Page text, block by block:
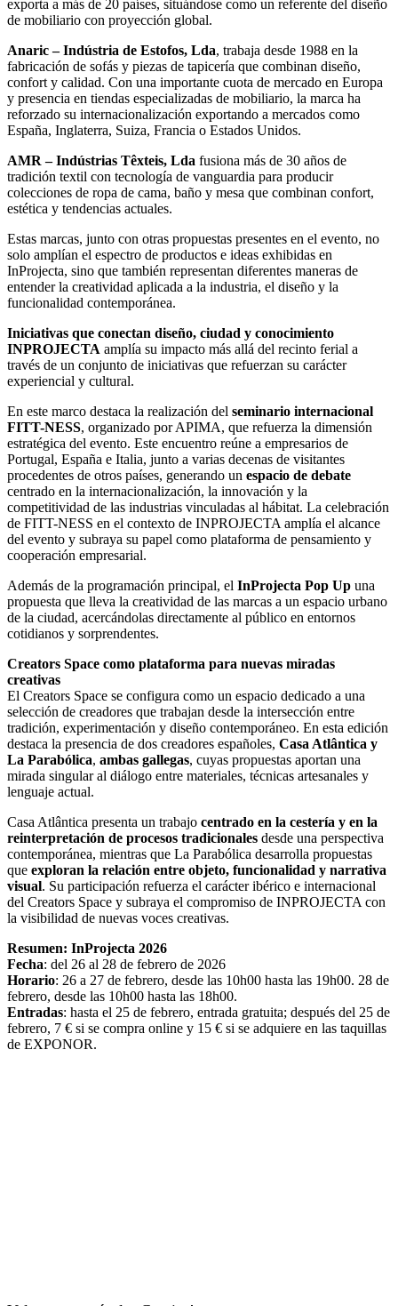
exporta a más de 20 países, situándose como un referente del diseño
de mobiliario con proyección global.
Anaric – Indústria de Estofos, Lda, trabaja desde 1988 en la
fabricación de sofás y piezas de tapicería que combinan diseño,
confort y calidad. Con una importante cuota de mercado en Europa
y presencia en tiendas especializadas de mobiliario, la marca ha
reforzado su internacionalización exportando a mercados como
España, Inglaterra, Suiza, Francia o Estados Unidos.
AMR – Indústrias Têxteis, Lda fusiona más de 30 años de
tradición textil con tecnología de vanguardia para producir
colecciones de ropa de cama, baño y mesa que combinan confort,
estética y tendencias actuales.
Estas marcas, junto con otras propuestas presentes en el evento, no
solo amplían el espectro de productos e ideas exhibidas en
InProjecta, sino que también representan diferentes maneras de
entender la creatividad aplicada a la industria, el diseño y la
funcionalidad contemporánea.
Iniciativas que conectan diseño, ciudad y conocimiento
INPROJECTA amplía su impacto más allá del recinto ferial a
través de un conjunto de iniciativas que refuerzan su carácter
experiencial y cultural.
En este marco destaca la realización del seminario internacional
FITT-NESS, organizado por APIMA, que refuerza la dimensión
estratégica del evento. Este encuentro reúne a empresarios de
Portugal, España e Italia, junto a varias decenas de visitantes
procedentes de otros países, generando un espacio de debate
centrado en la internacionalización, la innovación y la
competitividad de las industrias vinculadas al hábitat. La celebración
de FITT-NESS en el contexto de INPROJECTA amplía el alcance
del evento y subraya su papel como plataforma de pensamiento y
cooperación empresarial.
Además de la programación principal, el InProjecta Pop Up una
propuesta que lleva la creatividad de las marcas a un espacio urbano
de la ciudad, acercándolas directamente al público en entornos
cotidianos y sorprendentes.
Creators Space como plataforma para nuevas miradas
creativas
El Creators Space se configura como un espacio dedicado a una
selección de creadores que trabajan desde la intersección entre
tradición, experimentación y diseño contemporáneo. En esta edición
destaca la presencia de dos creadores españoles, Casa Atlântica y
La Parabólica, ambas gallegas, cuyas propuestas aportan una
mirada singular al diálogo entre materiales, técnicas artesanales y
lenguaje actual.
Casa Atlântica presenta un trabajo centrado en la cestería y en la
reinterpretación de procesos tradicionales desde una perspectiva
contemporánea, mientras que La Parabólica desarrolla propuestas
que exploran la relación entre objeto, funcionalidad y narrativa
visual. Su participación refuerza el carácter ibérico e internacional
del Creators Space y subraya el compromiso de INPROJECTA con
la visibilidad de nuevas voces creativas.
Resumen: InProjecta 2026
Fecha: del 26 al 28 de febrero de 2026
Horario: 26 a 27 de febrero, desde las 10h00 hasta las 19h00. 28 de
febrero, desde las 10h00 hasta las 18h00.
Entradas: hasta el 25 de febrero, entrada gratuita; después del 25 de
febrero, 7 € si se compra online y 15 € si se adquiere en las taquillas
de EXPONOR.